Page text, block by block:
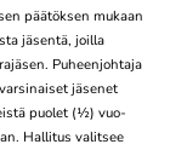
päätöksen mukaan
jä­sentä, joil­la
Puheenjohtaja
jäsenet
puo­let (½) vuo­
Hallitus valitsee